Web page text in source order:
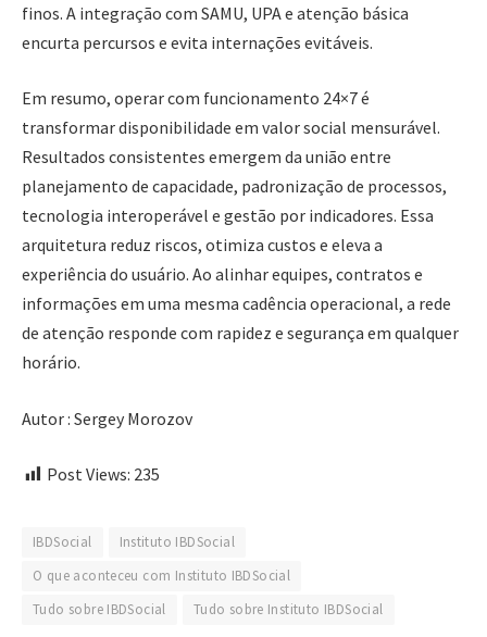
finos. A integração com SAMU, UPA e atenção básica
encurta percursos e evita internações evitáveis.
Em resumo, operar com funcionamento 24×7 é
transformar disponibilidade em valor social mensurável.
Resultados consistentes emergem da união entre
planejamento de capacidade, padronização de processos,
tecnologia interoperável e gestão por indicadores. Essa
arquitetura reduz riscos, otimiza custos e eleva a
experiência do usuário. Ao alinhar equipes, contratos e
informações em uma mesma cadência operacional, a rede
de atenção responde com rapidez e segurança em qualquer
horário.
Autor : Sergey Morozov
Post Views: 235
IBDSocial
Instituto IBDSocial
O que aconteceu com Instituto IBDSocial
Tudo sobre IBDSocial
Tudo sobre Instituto IBDSocial